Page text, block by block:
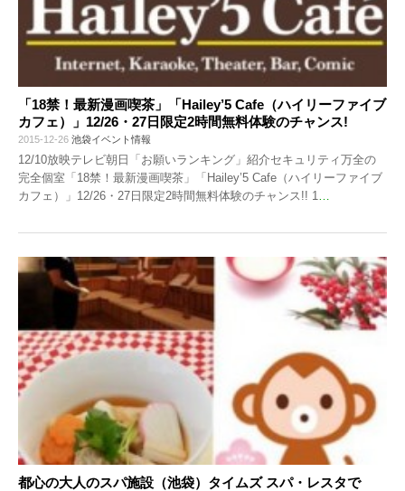
「18禁！最新漫画喫茶」「Hailey’5 Cafe（ハイリーファイブ
カフェ）」12/26・27日限定2時間無料体験のチャンス!
2015-12-26 池袋イベント情報
12/10放映テレビ朝日「お願いランキング」紹介セキュリティ万全の
完全個室「18禁！最新漫画喫茶」「Hailey’5 Cafe（ハイリーファイブ
カフェ）」12/26・27日限定2時間無料体験のチャンス!! 1
都心の大人のスパ施設（池袋）タイムズ スパ・レスタで